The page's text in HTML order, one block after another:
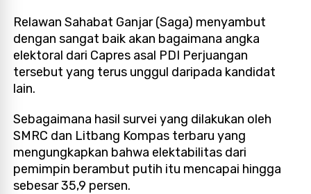
Relawan Sahabat Ganjar (Saga) menyambut
dengan sangat baik akan bagaimana angka
elektoral dari Capres asal PDI Perjuangan
tersebut yang terus unggul daripada kandidat
lain.
Sebagaimana hasil survei yang dilakukan oleh
SMRC dan Litbang Kompas terbaru yang
mengungkapkan bahwa elektabilitas dari
pemimpin berambut putih itu mencapai hingga
sebesar 35,9 persen.